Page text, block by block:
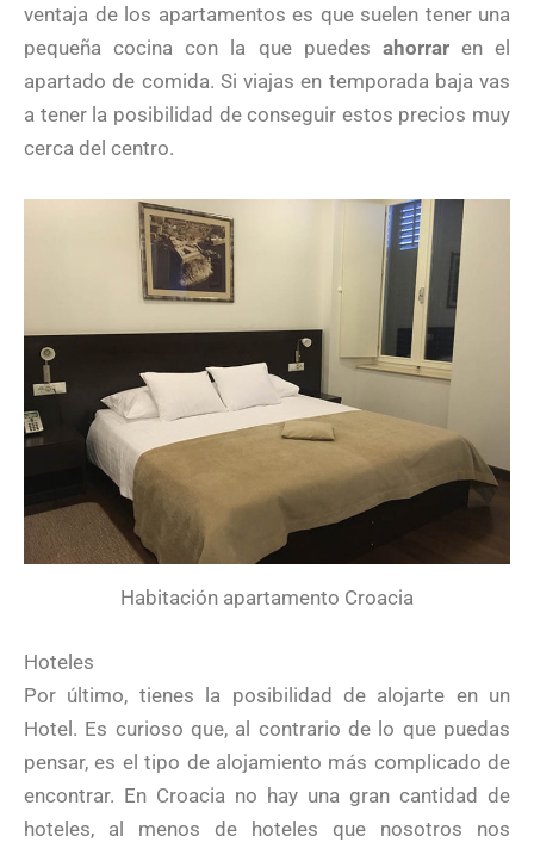
ventaja de los apartamentos es que suelen tener una
pequeña cocina con la que puedes ahorraren el
apartado de comida. Si viajas en temporada baja vas
a tener la posibilidad de conseguir estos precios muy
cerca del centro.
Habitación apartamento Croacia
Hoteles
Por último, tienes la posibilidad de alojarte en un
Hotel. Es curioso que, al contrario de lo que puedas
pensar, es el tipo de alojamiento más complicado de
encontrar. En Croacia no hay una gran cantidad de
hoteles, al menos de hoteles que nosotros nos